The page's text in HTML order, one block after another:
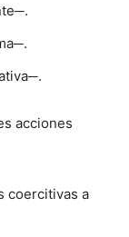
acciones
coercitivas a